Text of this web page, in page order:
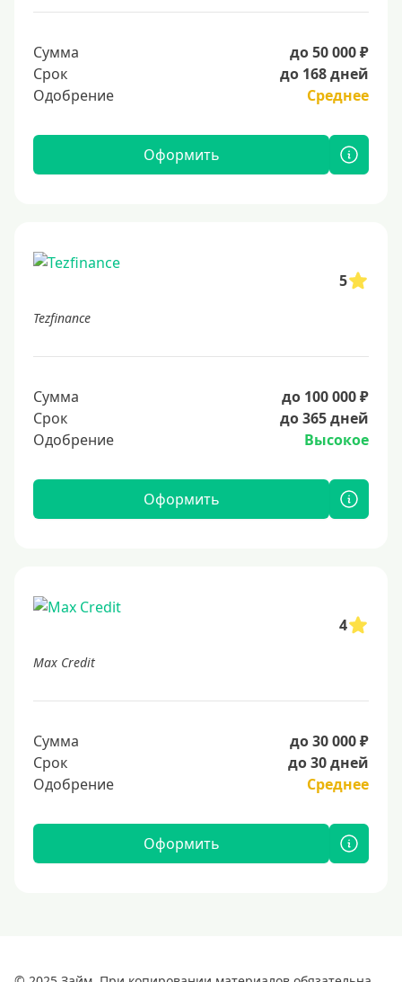
Сумма
до 50 000 ₽
Срок
до 168 дней
Одобрение
Среднее
Оформить
5
Tezfinance
Сумма
до 100 000 ₽
Срок
до 365 дней
Одобрение
Высокое
Оформить
4
Max Credit
Сумма
до 30 000 ₽
Срок
до 30 дней
Одобрение
Среднее
Оформить